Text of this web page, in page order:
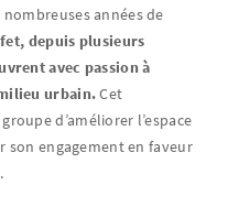
années de
depuis plusieurs
avec passion à
urbain.Cet
d’améliorer l’espace
son engagement en faveur